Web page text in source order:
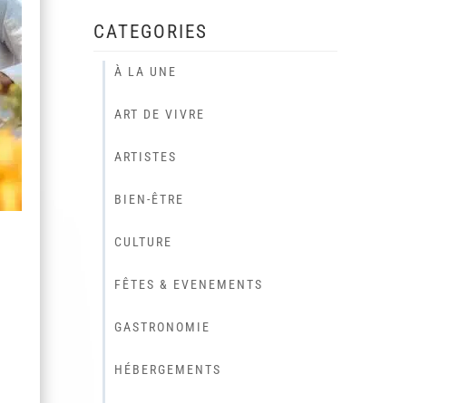
CATEGORIES
À LA UNE
ART DE VIVRE
ARTISTES
BIEN-ÊTRE
CULTURE
FÊTES & EVENEMENTS
GASTRONOMIE
HÉBERGEMENTS